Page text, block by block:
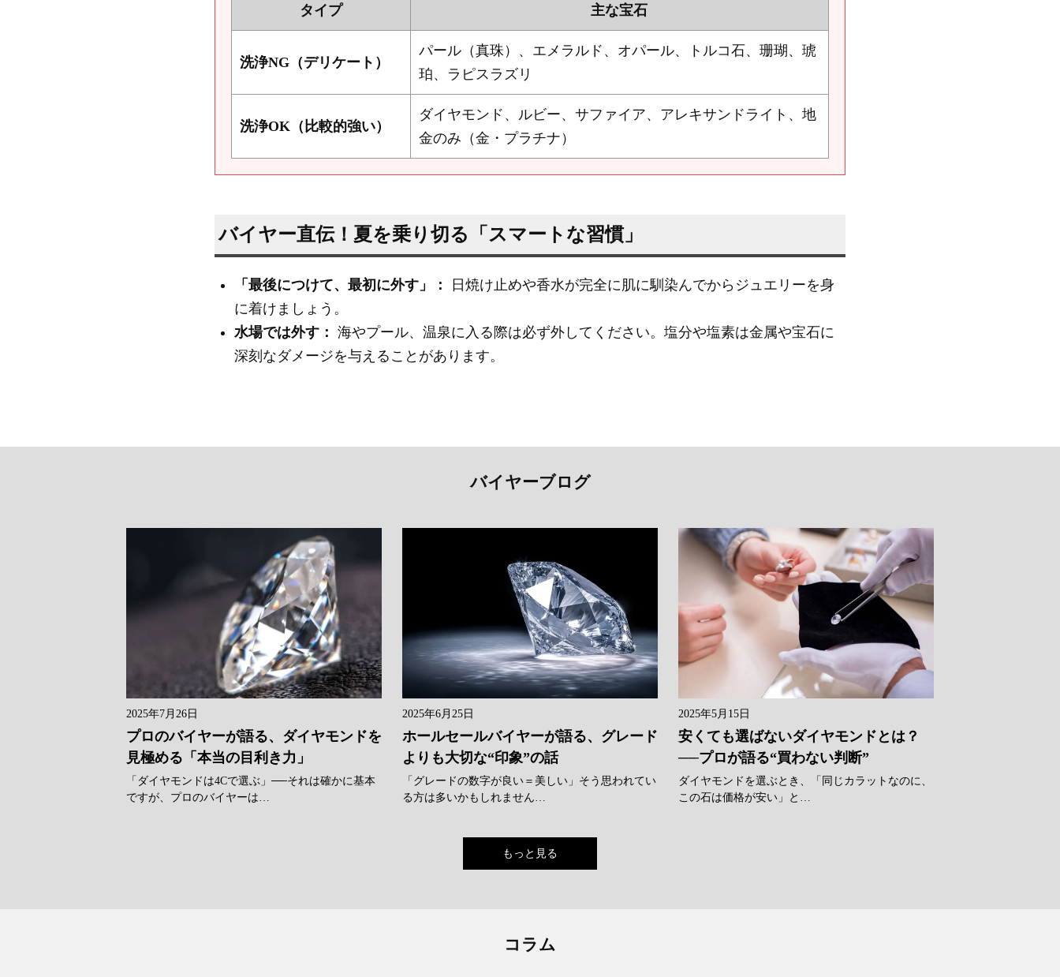
タイプ 主な宝石
洗浄NG（デリケート）
パール（真珠）、エメラルド、オパール、トルコ石、珊瑚、琥
珀、ラピスラズリ
洗浄OK（比較的強い）
ダイヤモンド、ルビー、サファイア、アレキサンドライト、地
金のみ（金・プラチナ）
バイヤー直伝！夏を乗り切る「スマートな習慣」
「最後につけて、最初に外す」：
日焼け止めや香水が完全に肌に馴染んでからジュエリーを身
に着けましょう。
水場では外す： 海やプール、温泉に入る際は必ず外してください。塩分や塩素は金属や宝石に
深刻なダメージを与えることがあります。
バイヤーブログ
2025年7月26日
プロのバイヤーが語る、ダイヤモンドを
見極める「本当の目利き力」
「ダイヤモンドは4Cで選ぶ」──それは確かに基本
ですが、プロのバイヤーは…
2025年6月25日
ホールセールバイヤーが語る、グレード
よりも大切な“印象”の話
「グレードの数字が良い＝美しい」そう思われてい
る方は多いかもしれません…
2025年5月15日
安くても選ばないダイヤモンドとは？
──プロが語る“買わない判断”
ダイヤモンドを選ぶとき、「同じカラットなのに、
この石は価格が安い」と…
もっと見る
コラム